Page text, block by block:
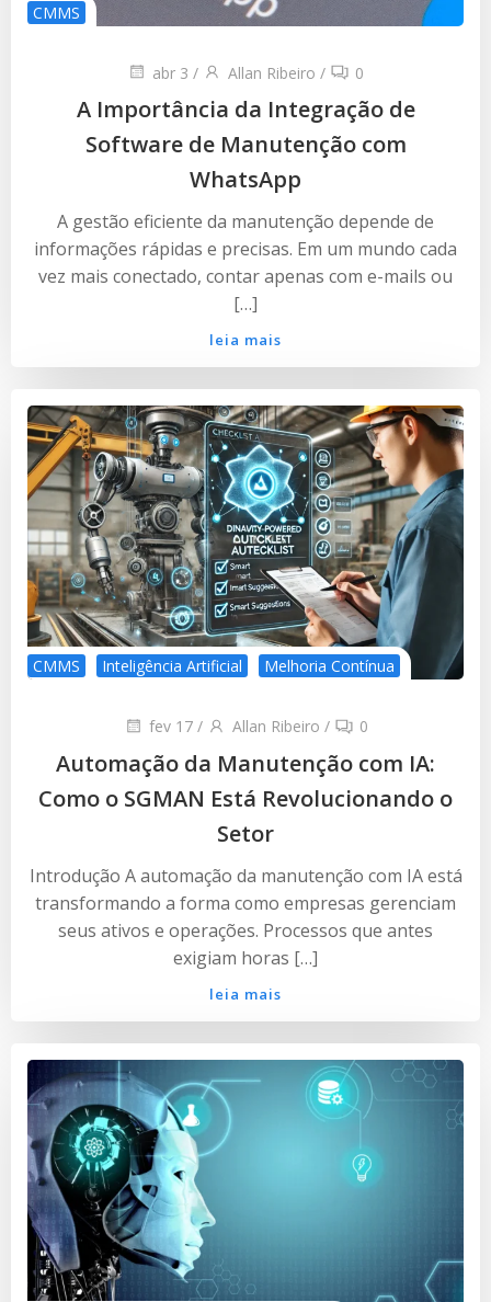
CMMS
abr 3 / Allan Ribeiro / 0
A Importância da Integração de
Software de Manutenção com
WhatsApp
A gestão eficiente da manutenção depende de
informações rápidas e precisas. Em um mundo cada
vez mais conectado, contar apenas com e-mails ou
[…]
leia mais
CMMS Inteligência Artificial Melhoria Contínua
fev 17 / Allan Ribeiro / 0
Automação da Manutenção com IA:
Como o SGMAN Está Revolucionando o
Setor
Introdução A automação da manutenção com IA está
transformando a forma como empresas gerenciam
seus ativos e operações. Processos que antes
exigiam horas […]
leia mais